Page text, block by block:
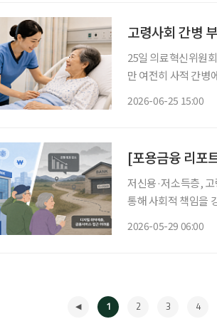
고령사회 간병
25일 의료혁신위원
만 여전히 사적 간병에
2026-06-25 15:00
[포용금융 리포
저신용·저소득층,
통해 사회적 책임을
2026-05-29 06:00
1 2 3 4